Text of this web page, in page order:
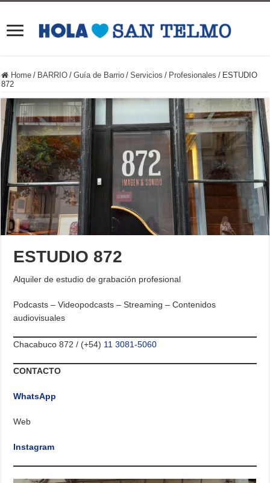
Home / BARRIO / Guía de Barrio / Servicios / Profesionales / ESTUDIO
872
ESTUDIO 872
Alquiler de estudio de grabación profesional
Podcasts – Videopodcasts – Streaming – Contenidos
audiovisuales
Chacabuco 872 / (+54) 11 3081-5060
CONTACTO
WhatsApp
Web
Instagram